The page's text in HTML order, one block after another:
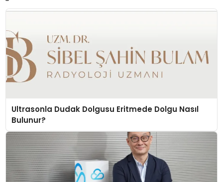
Ultrasonla Dudak Dolgusu Eritmede Dolgu Nasıl
Bulunur?